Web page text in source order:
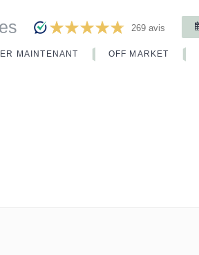
269 avis
MAINTENANT OFF MARKET